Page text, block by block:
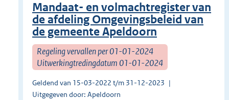
Mandaat- en volmachtregister van
de afdeling Omgevingsbeleid van
de gemeente Apeldoorn
Regeling vervallen per 01-01-2024
Uitwerkingtredingdatum 01-01-2024
Geldend van 15-03-2022 t/m 31-12-2023
Uitgegeven door: Apeldoorn